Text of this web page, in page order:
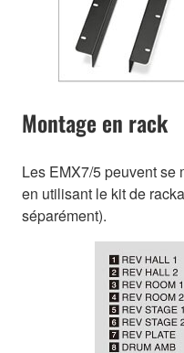
Montage en rack
Les EMX7/5 peuvent se
en utilisant le kit de
séparément).